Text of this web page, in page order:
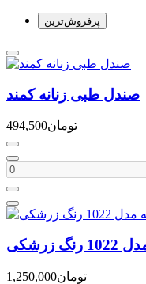
پرفروش‌ترین‌
صندل طبی زنانه کمند
494,500تومان
1,250,000تومان